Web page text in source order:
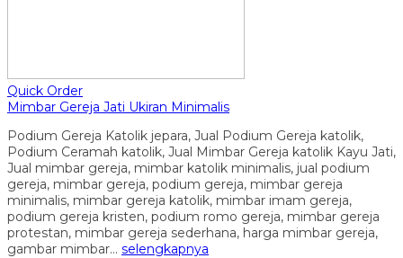
Quick Order
Mimbar Gereja Jati Ukiran Minimalis
Podium Gereja Katolik jepara, Jual Podium Gereja katolik,
Podium Ceramah katolik, Jual Mimbar Gereja katolik Kayu Jati,
Jual mimbar gereja, mimbar katolik minimalis, jual podium
gereja, mimbar gereja, podium gereja, mimbar gereja
minimalis, mimbar gereja katolik, mimbar imam gereja,
podium gereja kristen, podium romo gereja, mimbar gereja
protestan, mimbar gereja sederhana, harga mimbar gereja,
gambar mimbar… selengkapnya